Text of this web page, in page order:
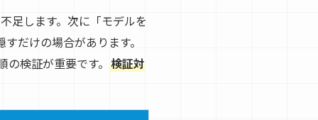
足します。次に「モデルを
だけの場合があります。
検証が重要です。 検証対